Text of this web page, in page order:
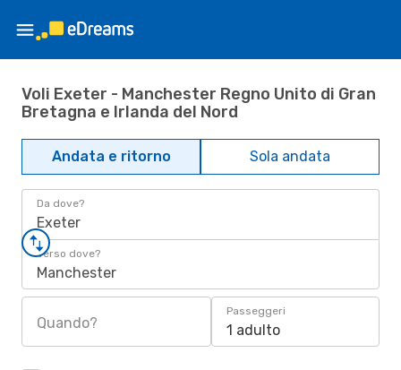
Voli Exeter - Manchester Regno Unito di Gran
Bretagna e Irlanda del Nord
Andata e ritorno Sola andata
Da dove?
Exeter
Verso dove?
Manchester
Quando?
Passeggeri
1 adulto